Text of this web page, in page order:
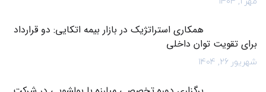
همکاری استراتژیک در بازار بیمه اتکایی: دو قرارداد
برای تقویت توان داخلی
شهریور 26, 1404